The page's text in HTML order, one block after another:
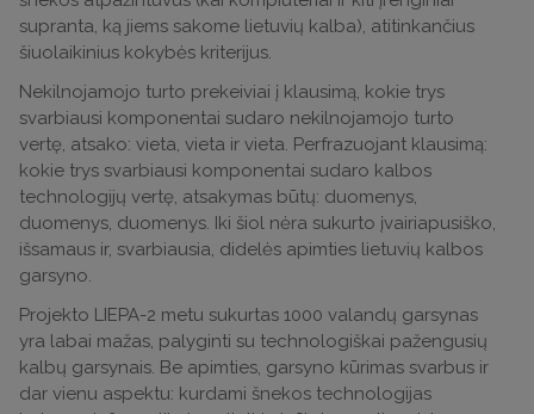
supranta, ką jiems sakome lietuvių kalba), atitinkančius
šiuolaikinius kokybės kriterijus.
Nekilnojamojo turto prekeiviai į klausimą, kokie trys
svarbiausi komponentai sudaro nekilnojamojo turto
vertę, atsako: vieta, vieta ir vieta. Perfrazuojant klausimą:
kokie trys svarbiausi komponentai sudaro kalbos
technologijų vertę, atsakymas būtų: duomenys,
duomenys, duomenys. Iki šiol nėra sukurto įvairiapusiško,
išsamaus ir, svarbiausia, didelės apimties lietuvių kalbos
garsyno.
Projekto LIEPA-2 metu sukurtas 1000 valandų garsynas
yra labai mažas, palyginti su technologiškai pažengusių
kalbų garsynais. Be apimties, garsyno kūrimas svarbus ir
dar vienu aspektu: kurdami šnekos technologijas